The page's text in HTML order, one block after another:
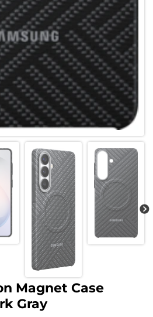
Magnet Case
Gray